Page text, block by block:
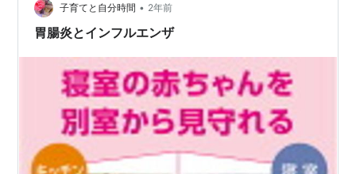
子育てと自分時間 • 2年前
胃腸炎とインフルエンザ